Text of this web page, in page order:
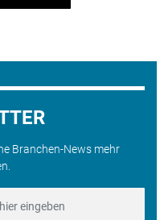
Branchen-News mehr